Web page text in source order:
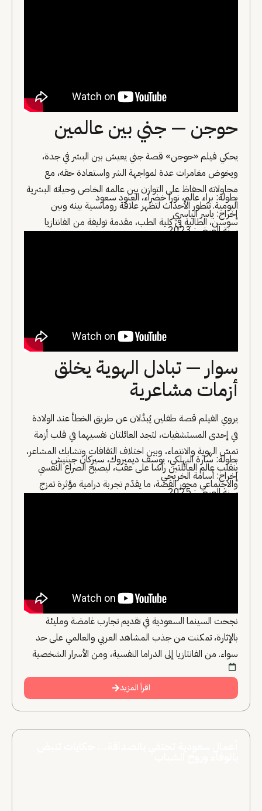
حوجن — جني بين عالمين
يحكي فيلم «حوجن» قصة جني يعيش بين البشر في جدة،
ويخوض مغامرات عدة لمواجهة الشر واستعادة حقه، مع
محاولاته الحفاظ على التوازن بين عالمه الخاص وحياته البشرية
اليومية. تتطور الأحداث لتظهر علاقة رومانسية بينه وبين
سوسن، الطالبة في كلية الطب، مقدمة توليفة من الفانتازيا
بطولة: براء عالم، نورا خضراء، العنود سعود
إخراج: ياسر الياسري
سنة العرض: 2023
سوار — تبادل الهوية يخلق
أزمات مشاعرية
يروي الفيلم قصة طفلين يُبدَّلان عن طريق الخطأ عند الولادة
في إحدى المستشفيات، لتجد العائلتان نفسيهما في قلب أزمة
تمسّ الهوية والانتماء، وبين اختلاف الثقافات وتشابك المشاعر،
ينقلب عالم العائلتين رأسًا على عقب، ليصبح الصراع النفسي
والاجتماعي محور القصة، ما يقدّم تجربة درامية مؤثرة تمزج
بطولة: سارة البهلكي، يوسف ديميروك، سيركان جينيش
إخراج: أسامة الخريجي
سنة العرض: 2025
نجحت السينما السعودية في تقديم تجارب غامضة ومليئة
بالإثارة، تمكنت من جذب المشاهد العربي والعالمي على حد
سواء. من الفانتازيا إلى الدراما النفسية، ومن الأسرار الشخصية
إلى التحديات الرمزية، أثبتت هذه الأفلام قدرة الدراما السعودية
على استكشاف المجهول وصناعة قصص مشوقة تظل عالقة
في ذهن المشاهد.
اقرأ المزيد